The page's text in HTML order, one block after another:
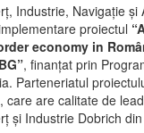
Industrie, Navigație și
proiectul
economy in
, finanțat prin
Parteneriatul
care are calitate de
și Industrie Dobrich